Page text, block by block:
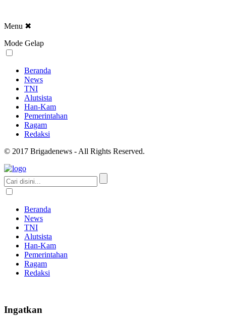
Menu ✖
Mode Gelap
Beranda
News
TNI
Alutsista
Han-Kam
Pemerintahan
Ragam
Redaksi
© 2017 Brigadenews - All Rights Reserved.
Beranda
News
TNI
Alutsista
Han-Kam
Pemerintahan
Ragam
Redaksi
Ingatkan